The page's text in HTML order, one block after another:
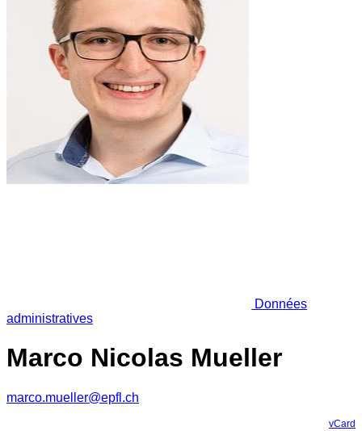
Données
administratives
Marco Nicolas Mueller
marco.mueller@epfl.ch
vCard